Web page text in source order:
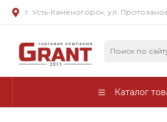
г. Усть-Каменогорск, ул.
Каталог